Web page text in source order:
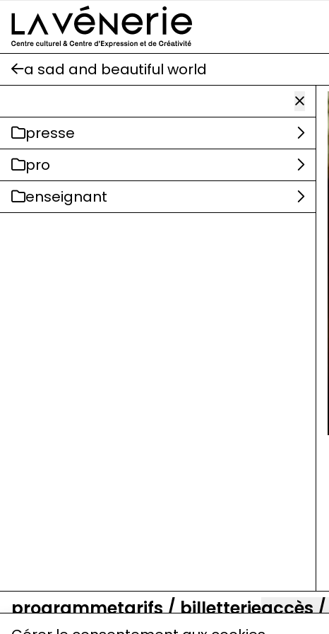
Aller au contenu principal
a sad and beautiful world
presse
pro
enseignant
programmetarifs / billetterieaccès